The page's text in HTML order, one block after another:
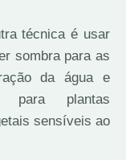
técnica é usar
sombra para as
da água e
para plantas
sensíveis ao